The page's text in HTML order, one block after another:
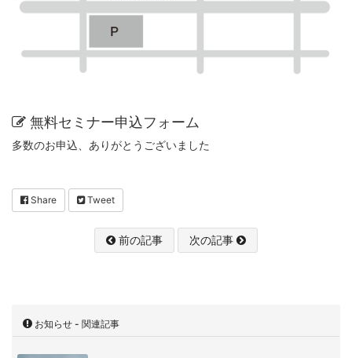
無料セミナー申込フォーム
多数のお申込、ありがとうございました
Share Tweet
前の記事 次の記事
お知らせ - 関連記事